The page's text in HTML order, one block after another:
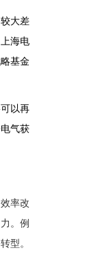
大差
海电
基金
以再
气获
率改
。例
型。